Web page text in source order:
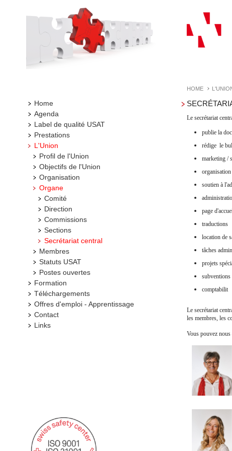
Home
Agenda
Label de qualité USAT
Prestations
L'Union
Profil de l'Union
Objectifs de l'Union
Organisation
Organe
Comité
Direction
Commissions
Sections
Secrétariat central
Membres
Statuts USAT
Postes ouvertes
Formation
Téléchargements
Offres d'emploi - Apprentissage
Contact
Links
HOME
Le secrétariat
publie la
rédige le
marketing /
soutien à
page
traductions
location de
tâches
projets
subventions
comptabilit
Le secrétariat
les membres, les
Vous pouvez